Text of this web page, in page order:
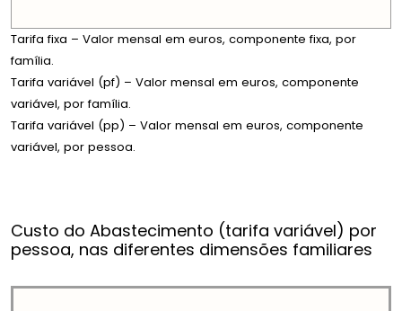
Tarifa fixa – Valor mensal em euros, componente fixa, por
família.
Tarifa variável (pf) – Valor mensal em euros, componente
variável, por família.
Tarifa variável (pp) – Valor mensal em euros, componente
variável, por pessoa.
Custo do Abastecimento (tarifa variável) por
pessoa, nas diferentes dimensões familiares